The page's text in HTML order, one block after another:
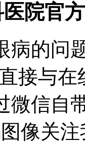
院官
病的问
接与
微信自
像关